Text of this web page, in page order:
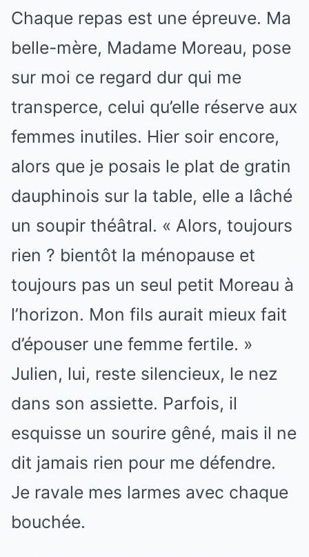
Chaque repas est une épreuve. Ma
belle-mère, Madame Moreau, pose
sur moi ce regard dur qui me
transperce, celui qu’elle réserve aux
femmes inutiles. Hier soir encore,
alors que je posais le plat de gratin
dauphinois sur la table, elle a lâché
un soupir théâtral. « Alors, toujours
rien ? bientôt la ménopause et
toujours pas un seul petit Moreau à
l’horizon. Mon fils aurait mieux fait
d’épouser une femme fertile. »
Julien, lui, reste silencieux, le nez
dans son assiette. Parfois, il
esquisse un sourire gêné, mais il ne
dit jamais rien pour me défendre.
Je ravale mes larmes avec chaque
bouchée.